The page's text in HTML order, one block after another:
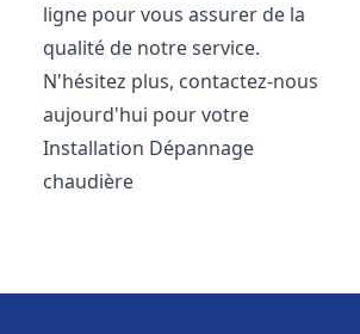
ligne pour vous assurer de la
qualité de notre service.
N'hésitez plus, contactez-nous
aujourd'hui pour votre
Installation Dépannage
chaudière